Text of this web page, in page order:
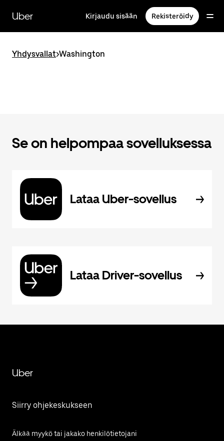
siirry
pääsisältöön
Uber Kirjaudu sisään Rekisteröidy
Yhdysvallat>Washington
Se on helpompaa sovelluksessa
Lataa Uber-sovellus
Lataa Driver-sovellus
Uber
Siirry ohjekeskukseen
Älkää myykö tai jakako henkilötietojani